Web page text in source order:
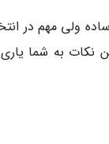
ولی مهم در
نکات به شما